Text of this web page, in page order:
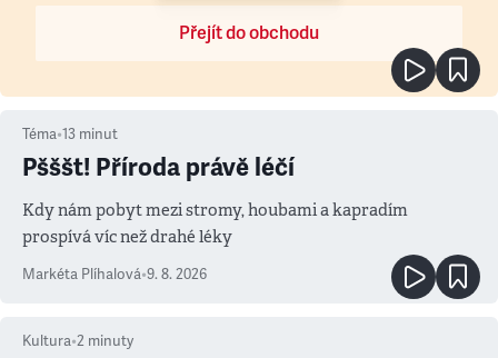
Přejít do obchodu
Téma•13 minut
Pšššt! Příroda právě léčí
Kdy nám pobyt mezi stromy, houbami a kapradím
prospívá víc než drahé léky
Markéta Plíhalová•9. 8. 2026
Kultura•2 minuty